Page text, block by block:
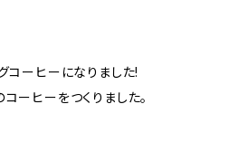
コーヒーになりました!
ーヒーをつくりました。